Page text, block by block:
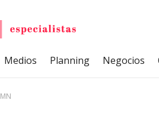
Medios Planning Negocios
MN